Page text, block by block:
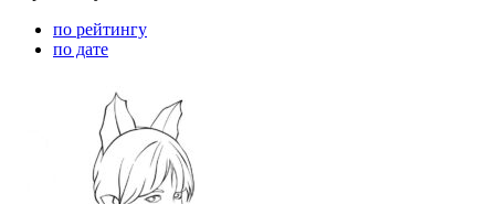
по рейтингу
по дате